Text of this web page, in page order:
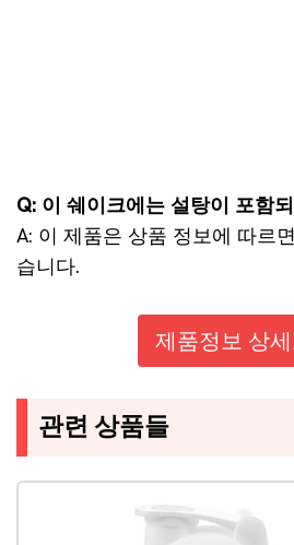
Q: 이 쉐이크에는 설탕이 포함
A: 이 제품은 상품 정보에 따르
습니다.
제품정보 상
관련 상품들